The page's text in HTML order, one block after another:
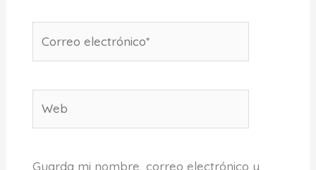
electrónico*
Guarda mi nombre, correo electrónico y